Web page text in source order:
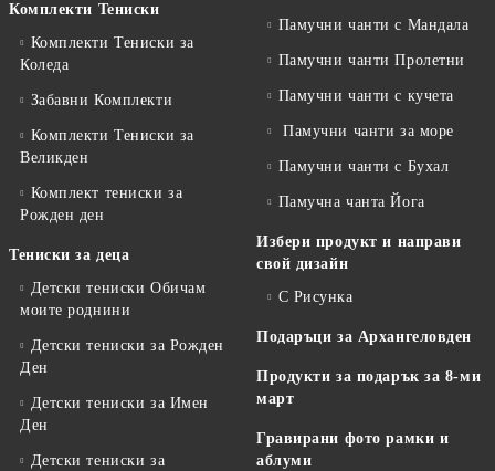
Комплекти Тениски
Комплекти Тениски за
Коледа
Забавни Комплекти
Комплекти Тениски за
Великден
Комплект тениски за
Рожден ден
Тениски за деца
Детски тениски Обичам
моите роднини
Детски тениски за Рожден
Ден
Детски тениски за Имен
Ден
Детски тениски за
Памучни чанти с Мандала
Памучни чанти Пролетни
Памучни чанти с кучета
Памучни чанти за море
Памучни чанти с Бухал
Памучна чанта Йога
Избери продукт и направи
свой дизайн
С Рисунка
Подаръци за Архангеловден
Продукти за подарък за 8-ми
март
Гравирани фото рамки и
аблуми